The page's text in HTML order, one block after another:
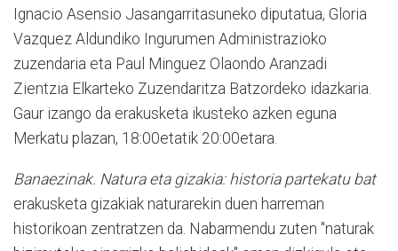
Ignacio Asensio Jasangarritasuneko diputatua, Gloria
Vazquez Aldundiko Ingurumen Administrazioko
zuzendaria eta Paul Minguez Olaondo Aranzadi
Zientzia Elkarteko Zuzendaritza Batzordeko idazkaria.
Gaur izango da erakusketa ikusteko azken eguna
Merkatu plazan, 18:00etatik 20:00etara.
Banaezinak. Natura eta gizakia: historia partekatu bat
erakusketa gizakiak naturarekin duen harreman
historikoan zentratzen da. Nabarmendu zuten "naturak